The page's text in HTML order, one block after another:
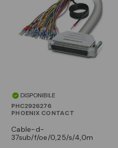
DISPONIBILE
PHC2926276
PHOENIX CONTACT
cable-d-
37sub/f/oe/0,25/s/4,0m